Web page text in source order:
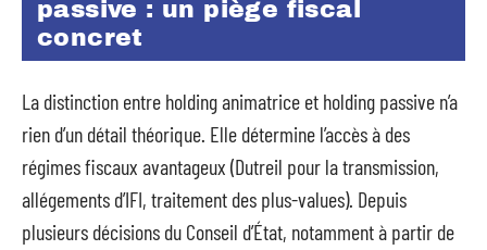
passive : un piège fiscal
concret
La distinction entre holding animatrice et holding passive n’a
rien d’un détail théorique. Elle détermine l’accès à des
régimes fiscaux avantageux (Dutreil pour la transmission,
allégements d’IFI, traitement des plus-values). Depuis
plusieurs décisions du Conseil d’État, notamment à partir de